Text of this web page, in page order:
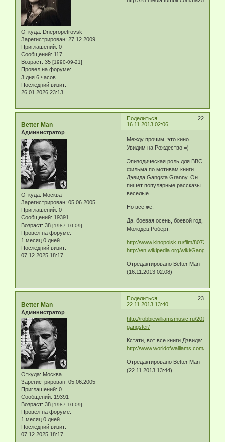
Откуда: Dnepropetrovsk
Зарегистрирован: 27.12.2009
Приглашений: 0
Сообщений: 117
Возраст: 35 [1990-09-21]
Провел на форуме:
3 дня 6 часов
Последний визит:
26.01.2026 23:13
Поделиться
22
16.11.2013 02:06
Better Man
Администратор
Откуда: Москва
Зарегистрирован: 05.06.2005
Приглашений: 0
Сообщений: 19391
Возраст: 38 [1987-10-09]
Провел на форуме:
1 месяц 0 дней
Последний визит:
07.12.2025 18:17
Между прочим, это кино.
Увидим на Рождество =)
Эпизодическая роль для BBC
фильма по мотивам книги
Дэвида Gangsta Granny. Он
пишет популярные рассказы
веселые.
Но все же.
Да, боевая осень, боевой год.
Молодец Роберт.
http://www.kinopoisk.ru/film/807203/
http://en.wikipedia.org/wiki/
Отредактировано Better Man
(16.11.2013 02:08)
Поделиться
23
22.11.2013 13:40
Better Man
Администратор
Откуда: Москва
Зарегистрирован: 05.06.2005
Приглашений: 0
Сообщений: 19391
Возраст: 38 [1987-10-09]
Провел на форуме:
1 месяц 0 дней
Последний визит:
07.12.2025 18:17
http://robbiewilliamsmusic.ru/2013/11/
gangster/
Кстати, вот все книги Дэвида:
http://www.worldofwalliams.com/
Отредактировано Better Man
(22.11.2013 13:44)